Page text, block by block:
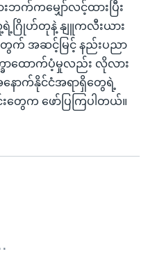
က်ကမျှော်လင့်ထားပြီး
ဂြိုဟ်တုနဲ့ နျူကလီးယား
တွက် အဆင့်မြင့် နည်းပညာ
ခာထောက်ပံ့မှုလည်း လိုလား
နောက်နိုင်ငံအရာရှိတွေရဲ့
တွေက ဖော်ပြကြပါတယ်။